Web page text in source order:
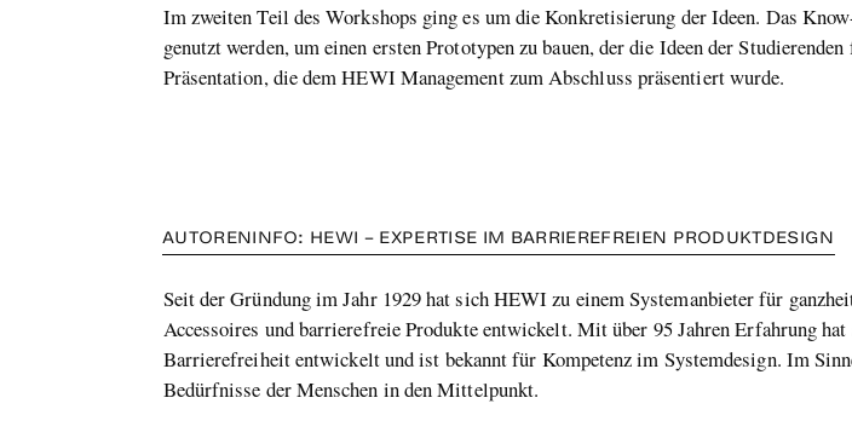
Im zweiten Teil des Workshops ging es um die Konkretisierung der Ideen. Das
genutzt werden, um einen ersten Prototypen zu bauen, der die Ideen der
Präsentation, die dem HEWI Management zum Abschluss präsentiert wurde.
AUTORENINFO: HEWI – EXPERTISE IM BARRIEREFREIEN PRODUKTDESIGN
Seit der Gründung im Jahr 1929 hat sich HEWI zu einem Systemanbieter für
Accessoires und barrierefreie Produkte entwickelt. Mit über 95 Jahren Erfahrung
Barrierefreiheit entwickelt und ist bekannt für Kompetenz im Systemdesign. Im
Bedürfnisse der Menschen in den Mittelpunkt.